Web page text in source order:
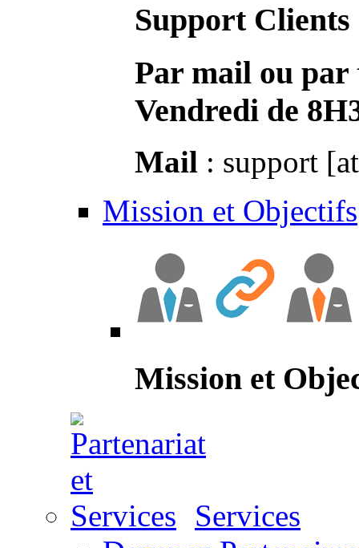
Support Clients
Par mail ou par
Vendredi de
Mail : support
Mission et Objectifs
Mission et
Services